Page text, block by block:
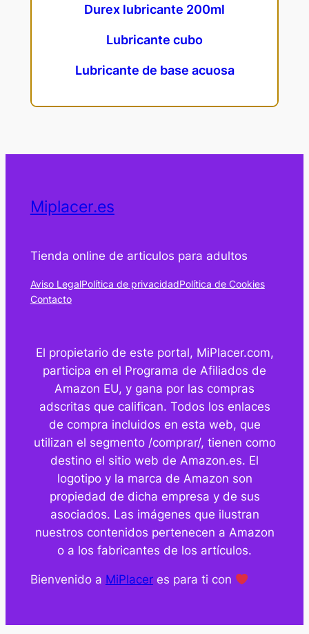
Durex lubricante 200ml
Lubricante cubo
Lubricante de base acuosa
Miplacer.es
Tienda online de articulos para adultos
Aviso LegalPolítica de privacidadPolítica de Cookies
Contacto
El propietario de este portal, MiPlacer.com,
participa en el Programa de Afiliados de
Amazon EU, y gana por las compras
adscritas que califican. Todos los enlaces
de compra incluidos en esta web, que
utilizan el segmento /comprar/, tienen como
destino el sitio web de Amazon.es. El
logotipo y la marca de Amazon son
propiedad de dicha empresa y de sus
asociados. Las imágenes que ilustran
nuestros contenidos pertenecen a Amazon
o a los fabricantes de los artículos.
Bienvenido a MiPlaceres para ti con